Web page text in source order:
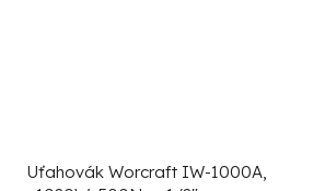
Uťahovák Worcraft IW-1000A,